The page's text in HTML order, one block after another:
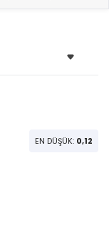
EN DÜŞÜK: 0,12